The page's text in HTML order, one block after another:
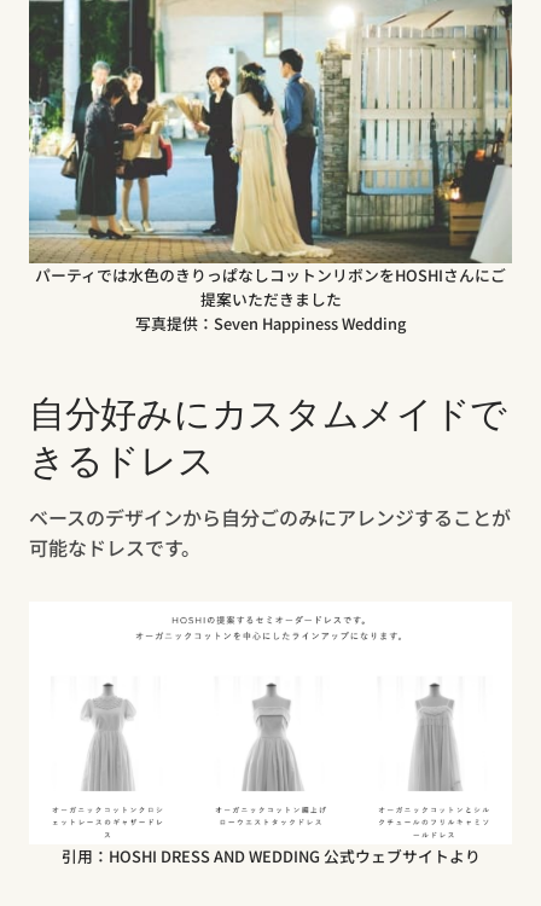
パーティでは水色のきりっぱなしコットンリボンをHOSHIさんにご
提案いただきました
写真提供：Seven Happiness Wedding
自分好みにカスタムメイドで
きるドレス
ベースのデザインから自分ごのみにアレンジすることが
可能なドレスです。
引用：HOSHI DRESS AND WEDDING 公式ウェブサイトより